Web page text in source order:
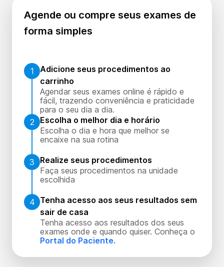
Agende ou compre seus exames de
forma simples
1
Adicione seus procedimentos ao
carrinho
Agendar seus exames online é rápido e
fácil, trazendo conveniência e praticidade
para o seu dia a dia.
2
Escolha o melhor dia e horário
Escolha o dia e hora que melhor se
encaixe na sua rotina
3
Realize seus procedimentos
Faça seus procedimentos na unidade
escolhida
4 Tenha acesso aos seus resultados sem
sair de casa
Tenha acesso aos resultados dos seus
exames onde e quando quiser. Conheça o
Portal do Paciente.